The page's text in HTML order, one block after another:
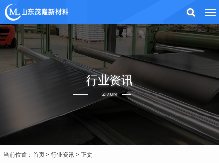
行业资讯
ZIXUN
当前位置： 首页 > 行业资讯 > 正文